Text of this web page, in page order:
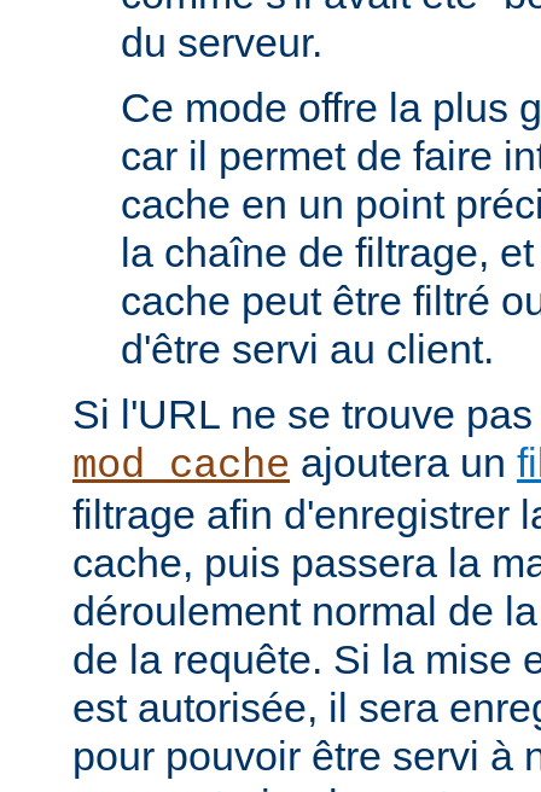
du serveur.
Ce mode offre la plus
car il permet de faire
cache en un point
la chaîne de filtrage,
cache peut être filtré
d'être servi au client.
Si l'URL ne se trouve
mod_cache ajoutera un
filtrage afin d'enregistrer
cache, puis passera la
déroulement normal de
de la requête. Si la mise
est autorisée, il sera
pour pouvoir être servi à